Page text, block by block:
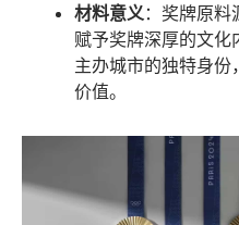
材料意义：奖牌原
赋予奖牌深厚的文
主办城市的独特身
价值。